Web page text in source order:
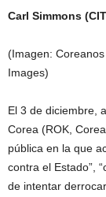
Carl Simmons
(Imagen:
Images)
El 3 de diciembre,
Corea (ROK,
pública en la que
contra el Estado”,
de intentar